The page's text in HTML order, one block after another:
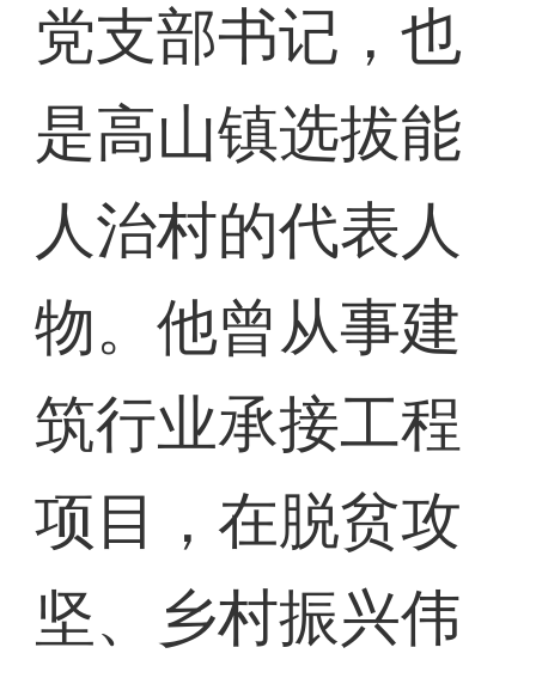
党支部书记，也
是高山镇选拔能
人治村的代表人
物。他曾从事建
筑行业承接工程
项目，在脱贫攻
坚、乡村振兴伟